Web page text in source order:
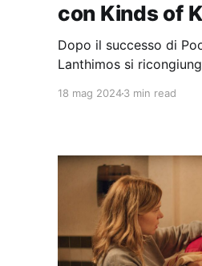
con Kinds of
Dopo il successo di
Lanthimos si
Kinds of Kindness.
18 mag 20243 min read